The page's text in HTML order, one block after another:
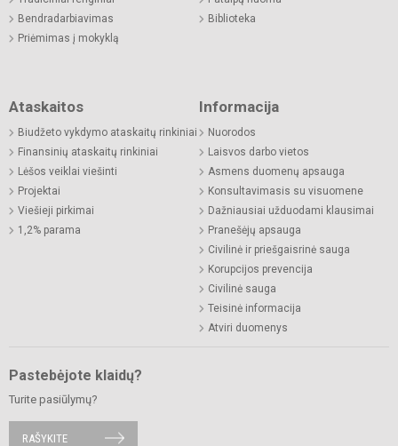
Bendradarbiavimas
Priėmimas į mokyklą
Biblioteka
Ataskaitos
Biudžeto vykdymo ataskaitų rinkiniai
Finansinių ataskaitų rinkiniai
Lėšos veiklai viešinti
Projektai
Viešieji pirkimai
1,2% parama
Informacija
Nuorodos
Laisvos darbo vietos
Asmens duomenų apsauga
Konsultavimasis su visuomene
Dažniausiai užduodami klausimai
Pranešėjų apsauga
Civilinė ir priešgaisrinė sauga
Korupcijos prevencija
Civilinė sauga
Teisinė informacija
Atviri duomenys
Pastebėjote klaidų?
Turite pasiūlymų?
RAŠYKITE